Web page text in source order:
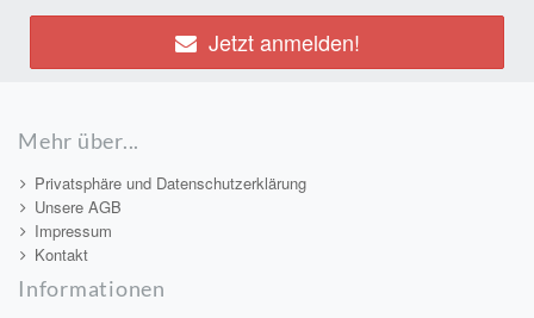
Jetzt anmelden!
Mehr über...
Privatsphäre und Datenschutzerklärung
Unsere AGB
Impressum
Kontakt
Informationen